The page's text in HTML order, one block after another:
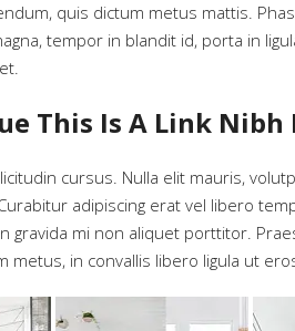
quis dictum metus mattis.
tempor in blandit id, porta in
This Is A Link
cursus. Nulla elit mauris,
adipiscing erat vel libero
gravida mi non aliquet porttitor.
metus, in convallis libero ligula ut